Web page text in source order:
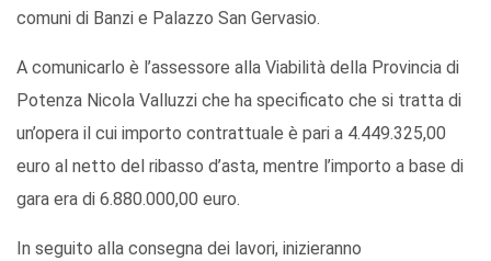
comuni di Banzi e Palazzo San Gervasio.
A comunicarlo è l’assessore alla Viabilità della Provincia di
Potenza Nicola Valluzzi che ha specificato che si tratta di
un’opera il cui importo contrattuale è pari a 4.449.325,00
euro al netto del ribasso d’asta, mentre l’importo a base di
gara era di 6.880.000,00 euro.
In seguito alla consegna dei lavori, inizieranno